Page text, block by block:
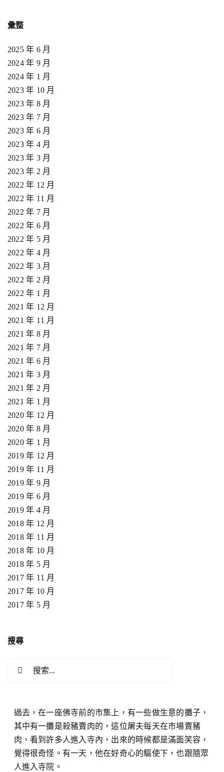
過去，在一座佛寺前的市集上，有一些做生意的攤子，
其中有一攤是殺豬賣肉的，這位屠夫每天在市場賣豬
肉，看到許多人進入寺內，出來的時候都是滿面笑容，
覺得很奇怪。有一天，他在好奇心的驅使下，也跟隨眾
人進入寺院。
彙整
2025 年 6 月
2024 年 9 月
2024 年 1 月
2023 年 10 月
2023 年 8 月
2023 年 7 月
2023 年 6 月
2023 年 4 月
2023 年 3 月
2023 年 2 月
2022 年 12 月
2022 年 11 月
2022 年 7 月
2022 年 6 月
2022 年 5 月
2022 年 4 月
2022 年 3 月
2022 年 2 月
2022 年 1 月
2021 年 12 月
2021 年 11 月
2021 年 8 月
2021 年 7 月
2021 年 6 月
2021 年 3 月
2021 年 2 月
2021 年 1 月
2020 年 12 月
2020 年 8 月
2020 年 1 月
2019 年 12 月
2019 年 11 月
2019 年 9 月
2019 年 6 月
2019 年 4 月
2018 年 12 月
2018 年 11 月
2018 年 10 月
2018 年 5 月
2017 年 11 月
2017 年 10 月
2017 年 5 月
搜尋